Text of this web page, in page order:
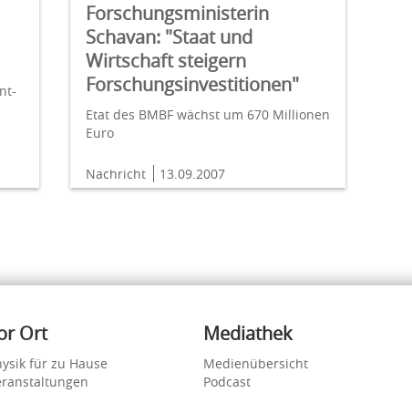
Forschungsministerin
Schavan: "Staat und
Wirtschaft steigern
Forschungsinvestitionen"
Etat des BMBF wächst um 670 Millionen
Euro
Nachricht 13.09.2007
Ort
für zu Hause
Mediathek
Medienübersicht
Podcast